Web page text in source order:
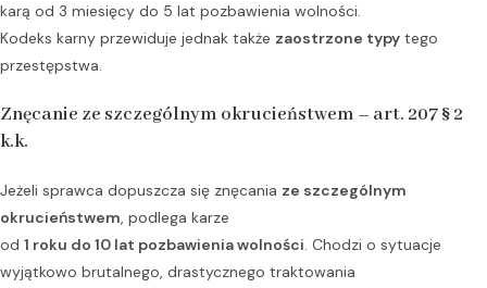
karą od 3 miesięcy do 5 lat pozbawienia wolności.
Kodeks karny przewiduje jednak także zaostrzone typy tego
przestępstwa.
Znęcanie ze szczególnym okrucieństwem – art. 207 § 2
k.k.
Jeżeli sprawca dopuszcza się znęcania ze szczególnym
okrucieństwem, podlega karze
od 1 roku do 10 lat pozbawienia wolności. Chodzi o sytuacje
wyjątkowo brutalnego, drastycznego traktowania